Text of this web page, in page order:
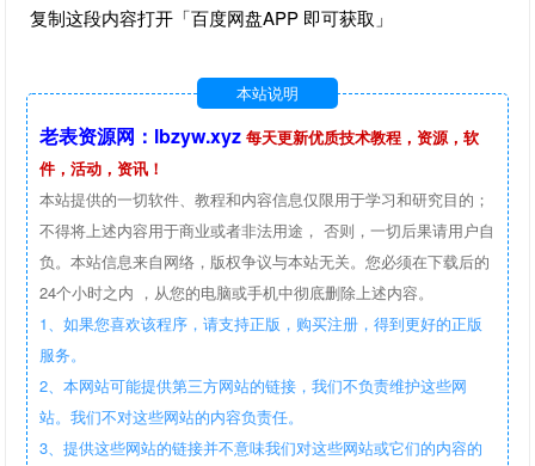
复制这段内容打开「百度网盘APP 即可获取」
本站说明
老表资源网：lbzyw.xyz 每天更新优质技术教程，资源，软
件，活动，资讯！
本站提供的一切软件、教程和内容信息仅限用于学习和研究目的；
不得将上述内容用于商业或者非法用途， 否则，一切后果请用户自
负。本站信息来自网络，版权争议与本站无关。您必须在下载后的
24个小时之内 ，从您的电脑或手机中彻底删除上述内容。
1、如果您喜欢该程序，请支持正版，购买注册，得到更好的正版
服务。
2、本网站可能提供第三方网站的链接，我们不负责维护这些网
站。我们不对这些网站的内容负责任。
3、提供这些网站的链接并不意味我们对这些网站或它们的内容的